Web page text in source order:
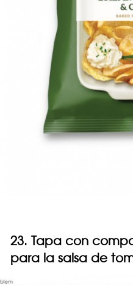
23. Tapa con
para la salsa de